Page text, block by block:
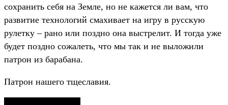
сохранить себя на Земле, но не кажется ли вам, что
развитие технологий смахивает на игру в русскую
рулетку – рано или поздно она выстрелит. И тогда уже
будет поздно сожалеть, что мы так и не выложили
патрон из барабана.
Патрон нашего тщеславия.